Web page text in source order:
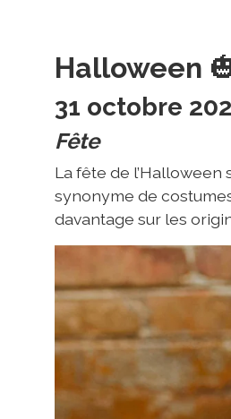
Halloween
31 octobre
Fête
La fête de
synonyme de
davantage sur les